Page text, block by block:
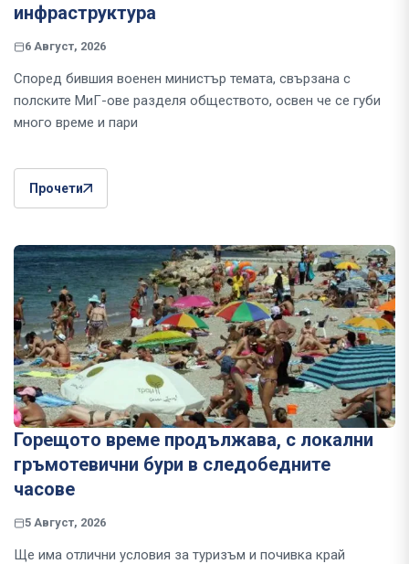
инфраструктура
6 Август, 2026
Според бившия военен министър темата, свързана с
полските МиГ-ове разделя обществото, освен че се губи
много време и пари
Прочети
Горещото време продължава, с локални
гръмотевични бури в следобедните
часове
5 Август, 2026
Ще има отлични условия за туризъм и почивка край